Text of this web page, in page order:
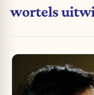
wortels